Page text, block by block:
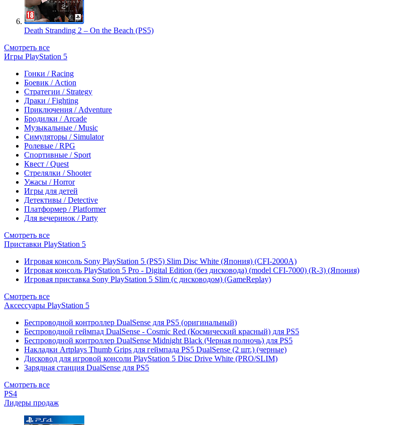
Death Stranding 2 – On the Beach (PS5)
Смотреть все
Игры PlayStation 5
Гонки / Racing
Боевик / Action
Стратегии / Strategy
Драки / Fighting
Приключения / Adventure
Бродилки / Arcade
Музыкальные / Music
Симуляторы / Simulator
Ролевые / RPG
Спортивные / Sport
Квест / Quest
Стрелялки / Shooter
Ужасы / Horror
Игры для детей
Детективы / Detective
Платформер / Platformer
Для вечеринок / Party
Смотреть все
Приставки PlayStation 5
Игровая консоль Sony PlayStation 5 (PS5) Slim Disc White (Япония) (CFI-2000A)
Игровая консоль PlayStation 5 Pro - Digital Edition (без дисковода) (model CFI-7000) (R-3) (Япония)
Игровая приставка Sony PlayStation 5 Slim (с дисководом) (GameReplay)
Смотреть все
Аксессуары PlayStation 5
Беспроводной контроллер DualSense для PS5 (оригинальный)
Беспроводной геймпад DualSense - Cosmic Red (Космический красный) для PS5
Беспроводной контроллер DualSense Midnight Black (Черная полночь) для PS5
Накладки Artplays Thumb Grips для геймпада PS5 DualSense (2 шт.) (черные)
Дисковод для игровой консоли PlayStation 5 Disc Drive White (PRO/SLIM)
Зарядная станция DualSense для PS5
Смотреть все
PS4
Лидеры продаж